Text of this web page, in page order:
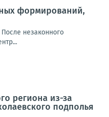
формирований,
незаконного
региона из-за
подполья